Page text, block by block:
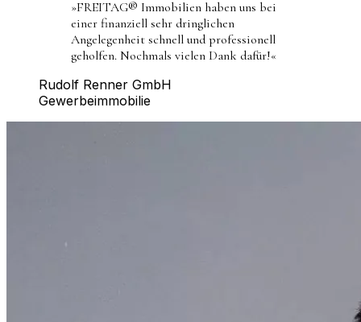
»FREITAG® Immobilien haben uns bei
einer finanziell sehr dringlichen
Angelegenheit schnell und professionell
geholfen. Nochmals vielen Dank dafür!«
Rudolf Renner GmbH
Gewerbeimmobilie